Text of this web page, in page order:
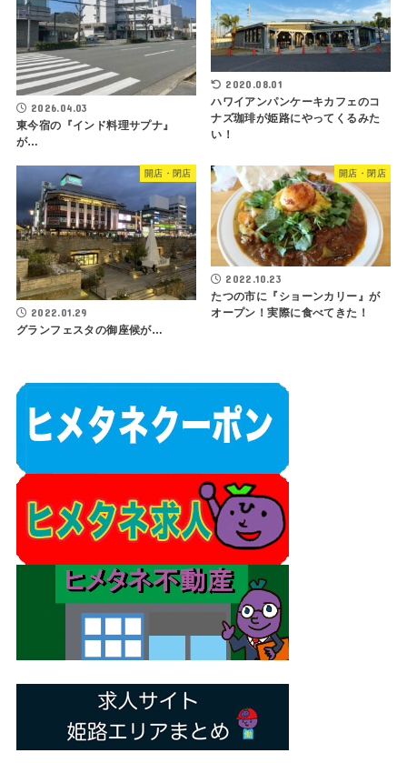
2026.04.03
東今宿の『インド料理サプナ』
が…
2020.08.01
ハワイアンパンケーキカフェのコ
ナズ珈琲が姫路にやってくるみた
い！
開店・閉店
2022.01.29
グランフェスタの御座候が…
開店・閉店
2022.10.23
たつの市に『ショーンカリー』が
オープン！実際に食べてきた！